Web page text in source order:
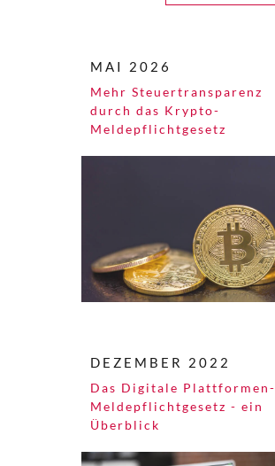
MAI 2026
Mehr Steuertransparenz
durch das Krypto-
Meldepflichtgesetz
DEZEMBER 2022
Das Digitale Plattformen-
Meldepflichtgesetz - ein
Überblick